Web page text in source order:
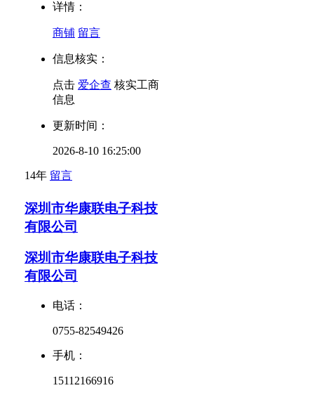
详情：
商铺 留言
信息核实：
点击 爱企查 核实工商
信息
更新时间：
2026-8-10 16:25:00
14年 留言
深圳市华康联电子科技
有限公司
深圳市华康联电子科技
有限公司
电话：
0755-82549426
手机：
15112166916